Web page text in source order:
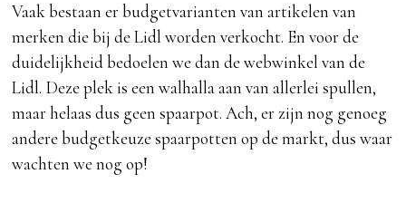
Vaak bestaan er budgetvarianten van artikelen van
merken die bij de Lidl worden verkocht. En voor de
duidelijkheid bedoelen we dan de webwinkel van de
Lidl. Deze plek is een walhalla aan van allerlei spullen,
maar helaas dus geen spaarpot. Ach, er zijn nog genoeg
andere budgetkeuze spaarpotten op de markt, dus waar
wachten we nog op!